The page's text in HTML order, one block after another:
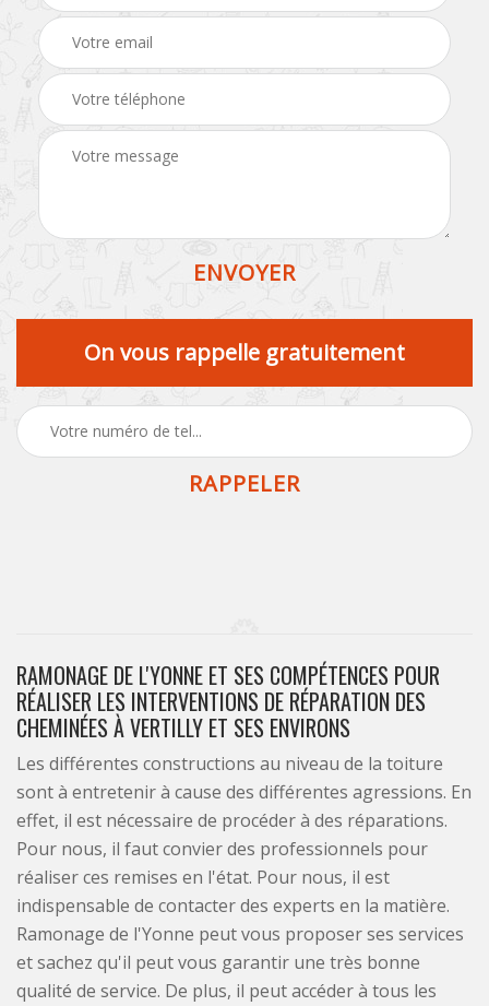
On vous rappelle gratuitement
RAMONAGE DE L'YONNE ET SES COMPÉTENCES POUR
RÉALISER LES INTERVENTIONS DE RÉPARATION DES
CHEMINÉES À VERTILLY ET SES ENVIRONS
Les différentes constructions au niveau de la toiture
sont à entretenir à cause des différentes agressions. En
effet, il est nécessaire de procéder à des réparations.
Pour nous, il faut convier des professionnels pour
réaliser ces remises en l'état. Pour nous, il est
indispensable de contacter des experts en la matière.
Ramonage de l'Yonne peut vous proposer ses services
et sachez qu'il peut vous garantir une très bonne
qualité de service. De plus, il peut accéder à tous les